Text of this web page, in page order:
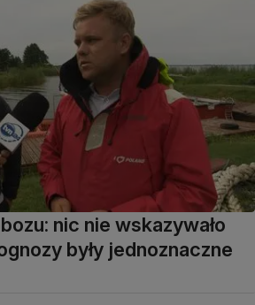
nic nie wskazywało
były jednoznaczne